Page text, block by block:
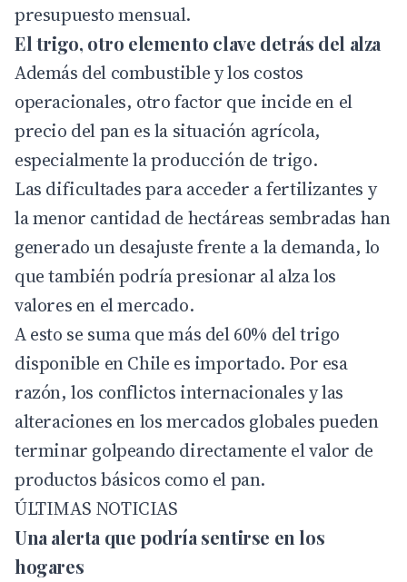
presupuesto mensual.
El trigo, otro elemento clave detrás del alza
Además del combustible y los costos
operacionales, otro factor que incide en el
precio del pan es la situación agrícola,
especialmente la producción de trigo.
Las dificultades para acceder a fertilizantes y
la menor cantidad de hectáreas sembradas han
generado un desajuste frente a la demanda, lo
que también podría presionar al alza los
valores en el mercado.
A esto se suma que más del 60% del trigo
disponible en Chile es importado. Por esa
razón, los conflictos internacionales y las
alteraciones en los mercados globales pueden
terminar golpeando directamente el valor de
productos básicos como el pan.
ÚLTIMAS NOTICIAS
Una alerta que podría sentirse en los
hogares